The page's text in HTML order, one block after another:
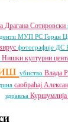
Драгана Сотировски
МУП РС Горан
фотографије ДС
Нишки културни
убиство Влада
саобраћај
здравља Куршумлија